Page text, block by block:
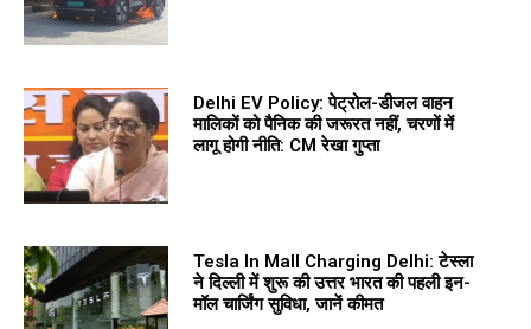
Delhi EV Policy: पेट्रोल-डीजल वाहन
मालिकों को पैनिक की जरूरत नहीं, चरणों में
लागू होगी नीति: CM रेखा गुप्ता
Tesla In Mall Charging Delhi: टेस्ला
ने दिल्ली में शुरू की उत्तर भारत की पहली इन-
मॉल चार्जिंग सुविधा, जानें कीमत